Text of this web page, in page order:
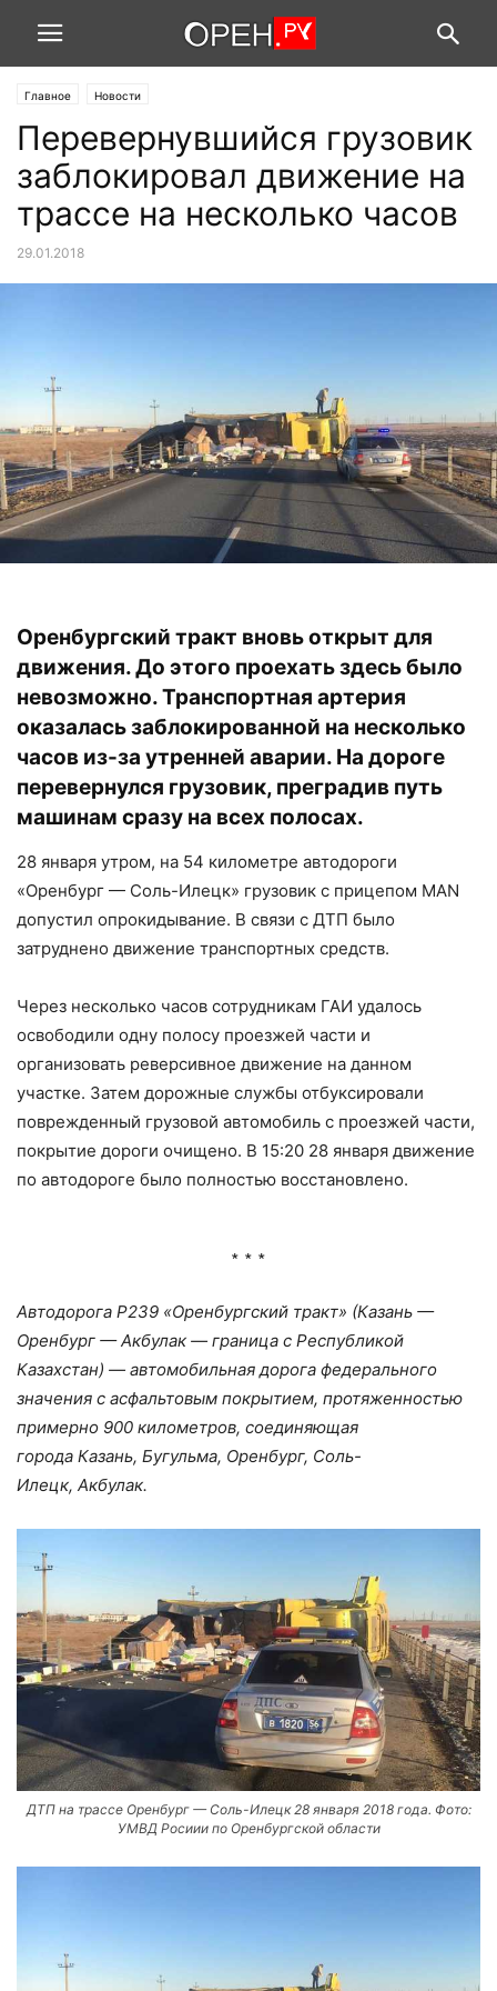
Главное Новости
Перевернувшийся грузовик
заблокировал движение на
трассе на несколько часов
29.01.2018
Оренбургский тракт вновь открыт для
движения. До этого проехать здесь было
невозможно. Транспортная артерия
оказалась заблокированной на несколько
часов из-за утренней аварии. На дороге
перевернулся грузовик, преградив путь
машинам сразу на всех полосах.
28 января утром, на 54 километре автодороги
«Оренбург — Соль-Илецк» грузовик с прицепом MAN
допустил опрокидывание. В связи с ДТП было
затруднено движение транспортных средств.
Через несколько часов сотрудникам ГАИ удалось
освободили одну полосу проезжей части и
организовать реверсивное движение на данном
участке. Затем дорожные службы отбуксировали
поврежденный грузовой автомобиль с проезжей части,
покрытие дороги очищено. В 15:20 28 января движение
по автодороге было полностью восстановлено.
∗ ∗ ∗
Автодорога Р239 «Оренбургский тракт» (Казань —
Оренбург — Акбулак — граница с Республикой
Казахстан) — автомобильная дорога федерального
значения с асфальтовым покрытием, протяженностью
примерно 900 километров, соединяющая
города Казань, Бугульма, Оренбург, Соль-
Илецк, Акбулак.
ДТП на трассе Оренбург — Соль-Илецк 28 января 2018 года. Фото:
УМВД Росиии по Оренбургской области